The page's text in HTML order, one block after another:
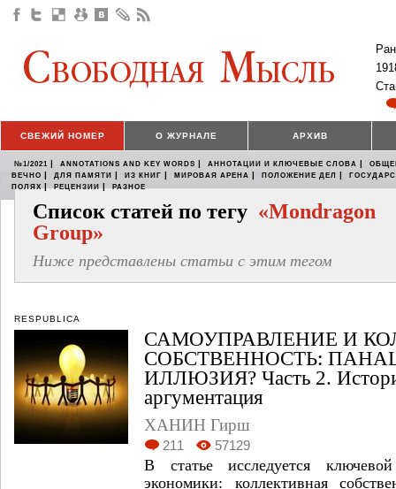
СВЕЖИЙ НОМЕР О ЖУРНАЛЕ АРХИВ
№1/2021 | ANNOTATIONS AND KEY WORDS | АННОТАЦИИ И КЛЮЧЕВЫЕ СЛОВА |
ВЕЧНО | ДЛЯ ПАМЯТИ | ИЗ КНИГ | МИРОВАЯ АРЕНА | ПОЛОЖЕНИЕ ДЕЛ |
ПОЛЯХ | РЕЦЕНЗИИ | РАЗНОЕ
Список статей по тегу «Mondragon
Group»
Ниже представлены статьи с этим тегом
RESPUBLICA
САМОУПРАВЛЕНИЕ И
СОБСТВЕННОСТЬ:
ИЛЛЮЗИЯ? Часть 2.
аргументация
ХАНИН Гирш
211 57129
В статье исследуется
экономики: коллективная